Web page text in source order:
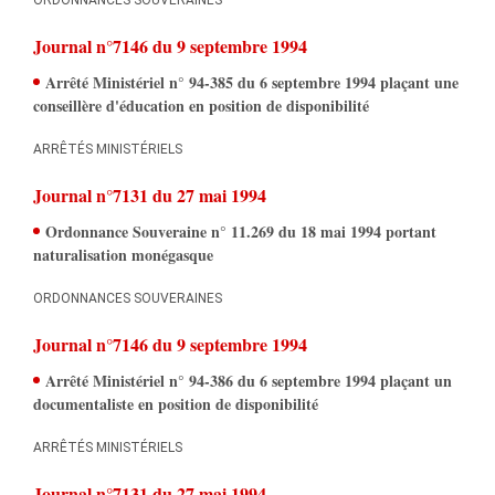
Journal n°7146du 9 septembre 1994
Arrêté Ministériel n° 94-385 du 6 septembre 1994 plaçant une
conseillère d'éducation en position de disponibilité
ARRÊTÉS MINISTÉRIELS
Journal n°7131 du 27 mai 1994
Ordonnance Souveraine n° 11.269 du 18 mai 1994 portant
naturalisation monégasque
ORDONNANCES SOUVERAINES
Journal n°7146du 9 septembre 1994
Arrêté Ministériel n° 94-386 du 6 septembre 1994 plaçant un
documentaliste en position de disponibilité
ARRÊTÉS MINISTÉRIELS